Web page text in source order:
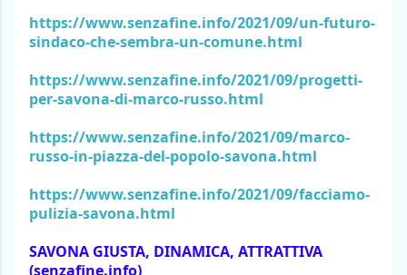
https://www.senzafine.info/2021/09/un-futuro-
sindaco-che-sembra-un-comune.html
https://www.senzafine.info/2021/09/progetti-
per-savona-di-marco-russo.html
https://www.senzafine.info/2021/09/marco-
russo-in-piazza-del-popolo-savona.html
https://www.senzafine.info/2021/09/facciamo-
pulizia-savona.html
SAVONA GIUSTA, DINAMICA, ATTRATTIVA
(senzafine.info)